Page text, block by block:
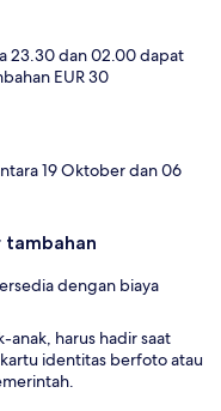
23.30 dan 02.00 dapat
EUR 30
19 Oktober dan 06
dengan biaya
anak, harus hadir saat
identitas berfoto atau